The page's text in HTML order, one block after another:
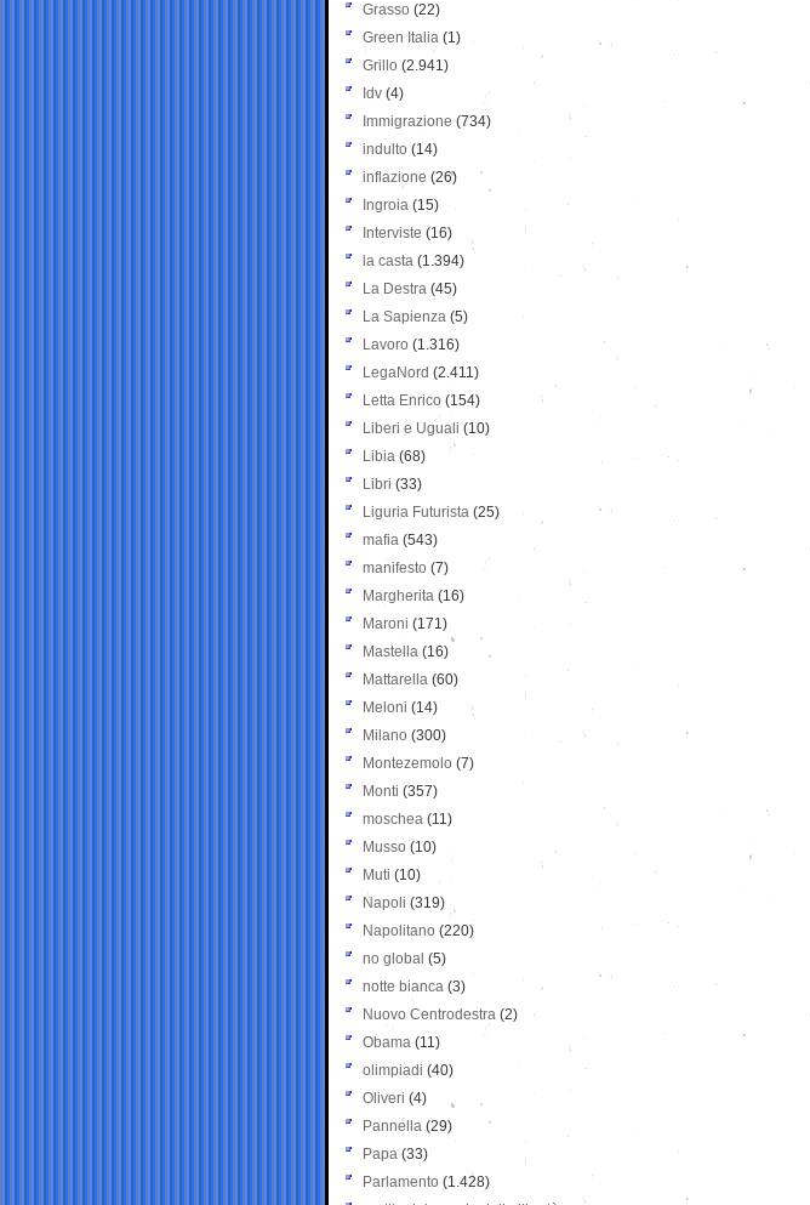
Grasso (22)
Green Italia (1)
Grillo (2.941)
Idv (4)
Immigrazione (734)
indulto (14)
inflazione (26)
Ingroia (15)
Interviste (16)
la casta (1.394)
La Destra (45)
La Sapienza (5)
Lavoro (1.316)
LegaNord (2.411)
Letta Enrico (154)
Liberi e Uguali (10)
Libia (68)
Libri (33)
Liguria Futurista (25)
mafia (543)
manifesto (7)
Margherita (16)
Maroni (171)
Mastella (16)
Mattarella (60)
Meloni (14)
Milano (300)
Montezemolo (7)
Monti (357)
moschea (11)
Musso (10)
Muti (10)
Napoli (319)
Napolitano (220)
no global (5)
notte bianca (3)
Nuovo Centrodestra (2)
Obama (11)
olimpiadi (40)
Oliveri (4)
Pannella (29)
Papa (33)
Parlamento (1.428)